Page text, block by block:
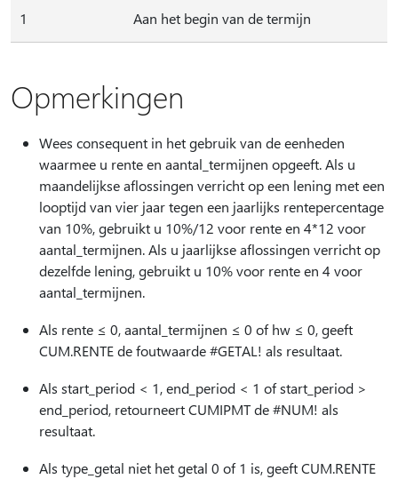
1 Aan het begin van de termijn
Opmerkingen
Wees consequent in het gebruik van de eenheden
waarmee u rente en aantal_termijnen opgeeft. Als u
maandelijkse aflossingen verricht op een lening met een
looptijd van vier jaar tegen een jaarlijks rentepercentage
van 10%, gebruikt u 10%/12 voor rente en 4*12 voor
aantal_termijnen. Als u jaarlijkse aflossingen verricht op
dezelfde lening, gebruikt u 10% voor rente en 4 voor
aantal_termijnen.
Als rente ≤ 0, aantal_termijnen ≤ 0 of hw ≤ 0, geeft
CUM.RENTE de foutwaarde #GETAL! als resultaat.
Als start_period < 1, end_period < 1 of start_period >
end_period, retourneert CUMIPMT de #NUM! als
resultaat.
Als type_getal niet het getal 0 of 1 is, geeft CUM.RENTE